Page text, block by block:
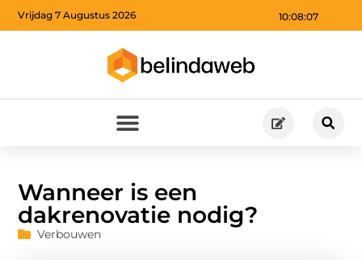
10:08:08
Vrijdag 7 Augustus 2026
Wanneer is een
dakrenovatie nodig?
Verbouwen